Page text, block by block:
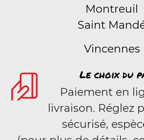
Montreuil
Saint
Vincennes
Le choix du
Paiement en
livraison. Réglez
sécurisé,